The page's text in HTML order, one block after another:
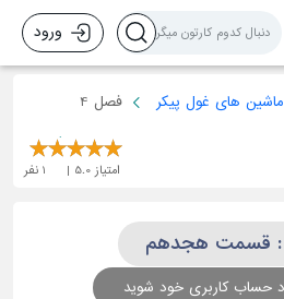
ورود
ماشین های غول پیکر فصل 4
امتیاز 5.0
1 نفر
حساب کاربری خود شوید